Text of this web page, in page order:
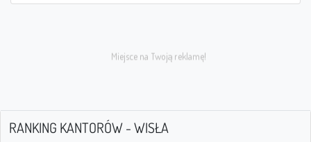
RANKING KANTORÓW - WISŁA